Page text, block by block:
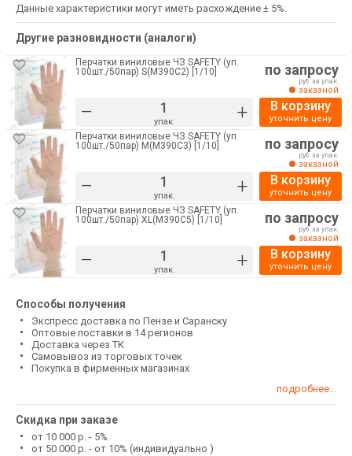
Данные характеристики могут иметь расхождение ± 5%.
Другие разновидности (аналоги)
Перчатки виниловые ЧЗ SAFETY (уп.
100шт./50пар) S(M390C2) [1/10]
– упак. +
по запросу
руб. за упак.
заказной
В корзину
уточнить цену
Перчатки виниловые ЧЗ SAFETY (уп.
100шт./50пар) M(M390C3) [1/10]
– упак. +
по запросу
руб. за упак.
заказной
В корзину
уточнить цену
Перчатки виниловые ЧЗ SAFETY (уп.
100шт./50пар) XL(M390C5) [1/10]
– упак. +
по запросу
руб. за упак.
заказной
В корзину
уточнить цену
Способы получения
Экспресс доставка по Пензе и Саранску
Оптовые поставки в 14 регионов
Доставка через ТК
Самовывоз из торговых точек
Покупка в фирменных магазинах
подробнее...
Скидка при заказе
от 10 000 р. - 5%
от 50 000 р. - от 10% (индивидуально )